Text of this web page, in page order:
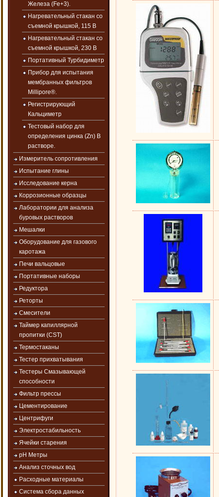
Железа (Fe+3).
Нагревательный стакан со
съемной крышкой, 115 В
Нагревательный стакан со
съемной крышкой, 230 В
Портативный Турбидиметр
Прибор для испытания
мембранных фильтров
Millipore®.
Регистрирующий
Кальциметр
Тестовый набор для
определения цинка (Zn) В
растворе.
Измеритель сопротивления
Испытание глины
Исследование керна
Коррозионные образцы
Лаборатории для анализа
буровых растворов
Мешалки
Оборудование для газового
каротажа
Печи вальцовые
Портативные наборы
Редуктора
Реторты
Смесители
Таймер капиллярной
пропитки (CST)
Термостаканы
Тестер прихватывания
Тестеры Смазывающей
способности
Фильтр прессы
Цементирование
Центрифуги
Электростабильность
Ячейки старения
рН Метры
Анализ сточных вод
Расходные материалы
Система сбора данных